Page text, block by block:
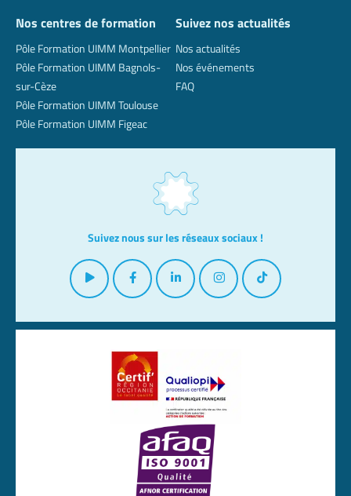
Nos centres de formation
Pôle Formation UIMM Montpellier
Pôle Formation UIMM Bagnols-
sur-Cèze
Pôle Formation UIMM Toulouse
Pôle Formation UIMM Figeac
Suivez nos actualités
Nos actualités
Nos événements
FAQ
Suivez nous sur les réseaux sociaux !